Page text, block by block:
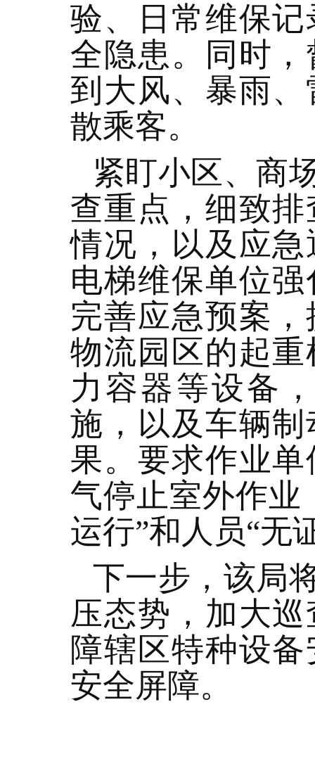
验、日常维保
全隐患。同时
到大风、暴雨
散乘客。
紧盯小区、商
查重点，细致
情况，以及应
电梯维保单位
完善应急预案
物流园区的起
力容器等设备
施，以及车辆
果。要求作业
气停止室外作业
运行”和人员“无
下一步，该局
压态势，加大
障辖区特种设
安全屏障。